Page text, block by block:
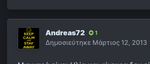
Andreas72 1
Δημοσιεύτηκε Μάρτιος 12, 2013